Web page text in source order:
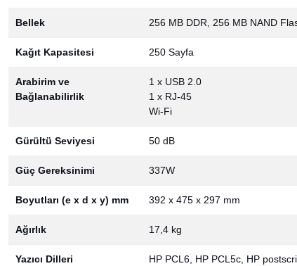
Bellek 256 MB DDR, 256 MB NAND
Kağıt Kapasitesi 250 Sayfa
Arabirim ve
Bağlanabilirlik
1 x USB 2.0
1 x RJ-45
Wi-Fi
Gürültü Seviyesi 50 dB
Güç Gereksinimi 337W
Boyutları (e x d x y) mm 392 x 475 x 297 mm
Ağırlık 17,4 kg
Yazıcı Dilleri HP PCL6, HP PCL5c, HP